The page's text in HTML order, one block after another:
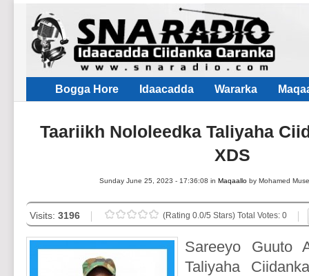
Bogga Hore Idaacadda Wararka
Taariikh Nololeedka Taliyaha
XDS
Sunday June 25, 2023 - 17:36:08 in Maqaalloby Mohamed
Visits:3196 (Rating 0.0/5 Stars) Total Votes: 0
Sareeyo Guuto
Taliyaha